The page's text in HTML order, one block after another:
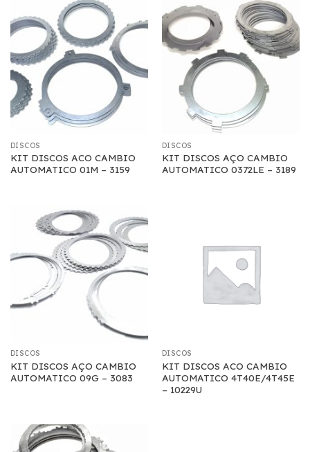
DISCOS
KIT DISCOS ACO CAMBIO
AUTOMATICO 01M – 3159
DISCOS
KIT DISCOS AÇO CAMBIO
AUTOMATICO 0372LE – 3189
DISCOS
KIT DISCOS AÇO CAMBIO
AUTOMATICO 09G – 3083
DISCOS
KIT DISCOS ACO CAMBIO
AUTOMATICO 4T40E/4T45E
– 10229U